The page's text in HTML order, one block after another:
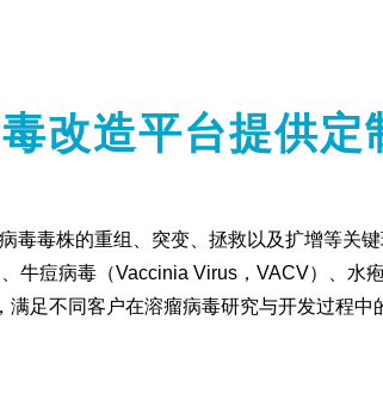
改造平台提供定
毒株的重组、突变、拯救以及扩增等关
牛痘病毒（Vaccinia Virus，VACV）、水
足不同客户在溶瘤病毒研究与开发过程中